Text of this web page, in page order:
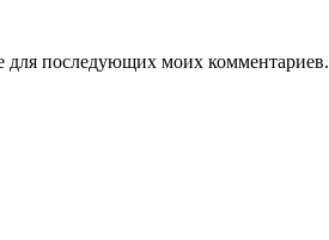
для последующих моих комментариев.